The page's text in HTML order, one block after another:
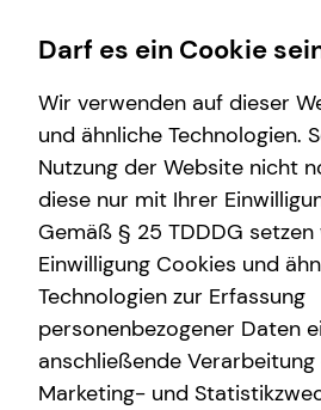
Wissenswertes
Interview
Über tecis
Service
Kundenportal
Schadenabwicklung
Finanzberatung
Videoberatung
Spezialisten-Netzwerk
Kapitalanlage Immobilien
Altersvorsorge
Investment
Überblick
Investmentfonds
Inflationsbegegnung
ELTIF & AIF
Darf es ein Cookie
Wir verwenden auf dieser
und ähnliche Technologien.
Nutzung der Website nicht
diese nur mit Ihrer
Gemäß § 25 TDDDG
Einwilligung Cookies und
Technologien zur Erfassung
personenbezogener Daten
anschließende
Marketing- und